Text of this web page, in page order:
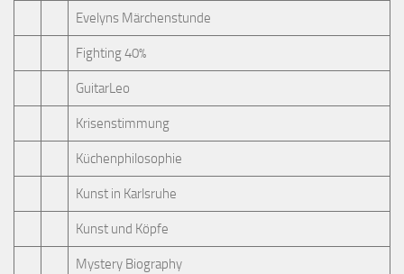
Evelyns Märchenstunde
Fighting 40%
GuitarLeo
Krisenstimmung
Küchenphilosophie
Kunst in Karlsruhe
Kunst und Köpfe
Mystery Biography